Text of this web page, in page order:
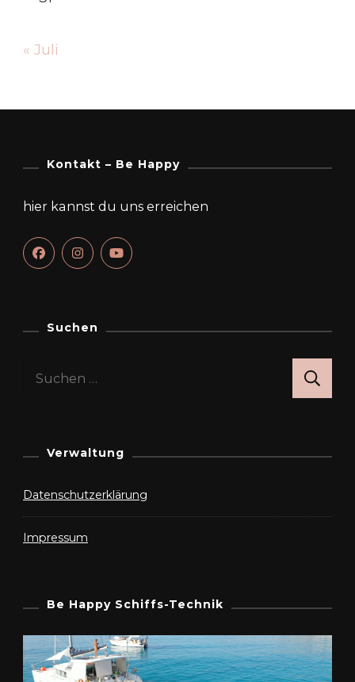
« Juli
Kontakt – Be Happy
hier kannst du uns erreichen
Suchen
Suchen
Verwaltung
Datenschutzerklärung
Impressum
Be Happy Schiffs-Technik